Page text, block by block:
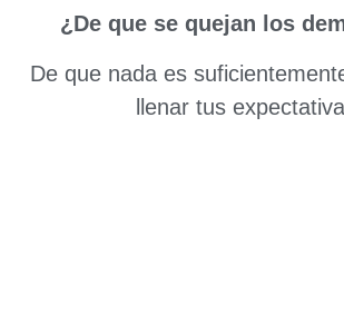
¿De que se quejan los
De que nada es
llenar tus